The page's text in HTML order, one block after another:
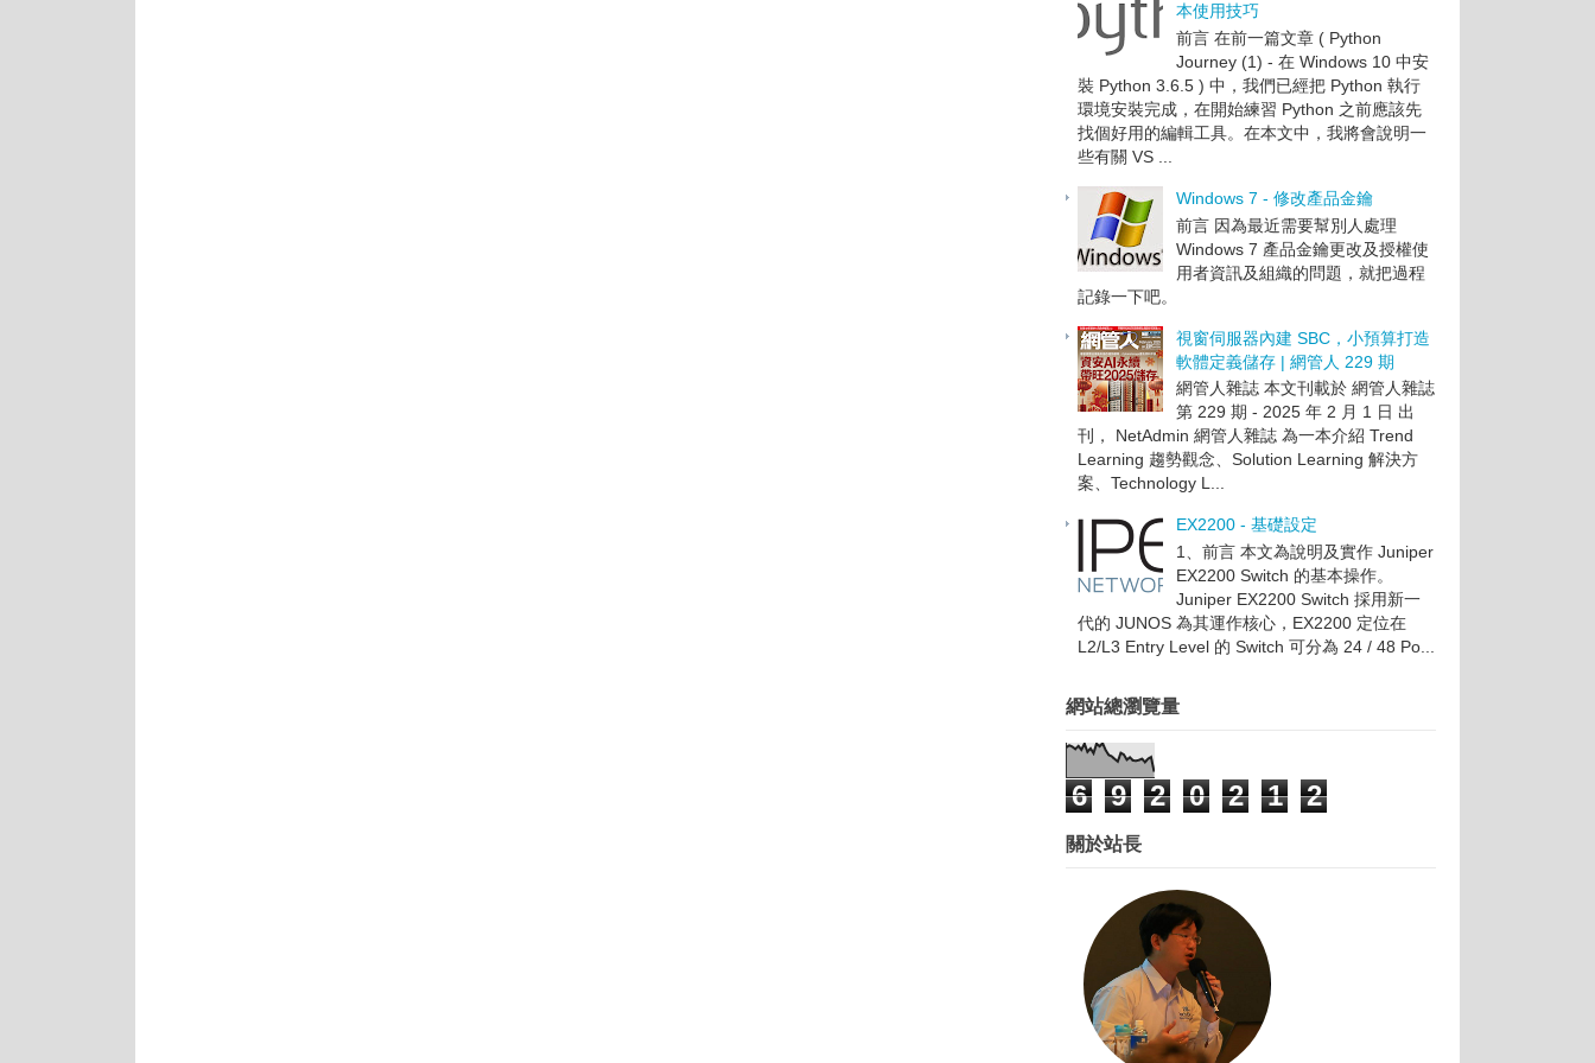
本使用技巧
前言 在前一篇文章 ( Python
Journey (1) - 在 Windows 10 中安
裝 Python 3.6.5 ) 中，我們已經把 Python 執行
環境安裝完成，在開始練習 Python 之前應該先
找個好用的編輯工具。在本文中，我將會說明一
些有關 VS ...
Windows 7 - 修改產品金鑰
前言 因為最近需要幫別人處理
Windows 7 產品金鑰更改及授權使
用者資訊及組織的問題，就把過程
記錄一下吧。
視窗伺服器內建 SBC，小預算打造
軟體定義儲存 | 網管人 229 期
網管人雜誌 本文刊載於 網管人雜誌
第 229 期 - 2025 年 2 月 1 日 出
刊， NetAdmin 網管人雜誌 為一本介紹 Trend
Learning 趨勢觀念、Solution Learning 解決方
案、Technology L...
EX2200 - 基礎設定
1、前言 本文為說明及實作 Juniper
EX2200 Switch 的基本操作。
Juniper EX2200 Switch 採用新一
代的 JUNOS 為其運作核心，EX2200 定位在
L2/L3 Entry Level 的 Switch 可分為 24 / 48 Po...
網站總瀏覽量
6 9 2 0 2 1 2
關於站長